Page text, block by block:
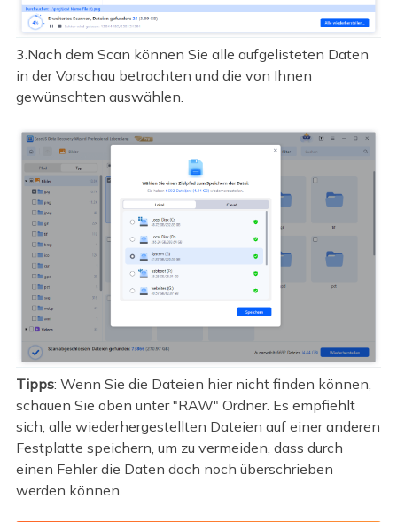
3.Nach dem Scan können Sie alle aufgelisteten Daten
in der Vorschau betrachten und die von Ihnen
gewünschten auswählen.
Tipps: Wenn Sie die Dateien hier nicht finden können,
schauen Sie oben unter "RAW" Ordner. Es empfiehlt
sich, alle wiederhergestellten Dateien auf einer anderen
Festplatte speichern, um zu vermeiden, dass durch
einen Fehler die Daten doch noch überschrieben
werden können.